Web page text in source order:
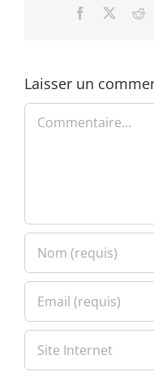
Facebook
Laisser un
Commentaire